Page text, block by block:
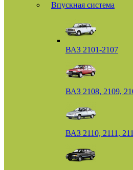
Впускная система
ВАЗ 2101-2107
ВАЗ 2108, 2109,
ВАЗ 2110, 2111,